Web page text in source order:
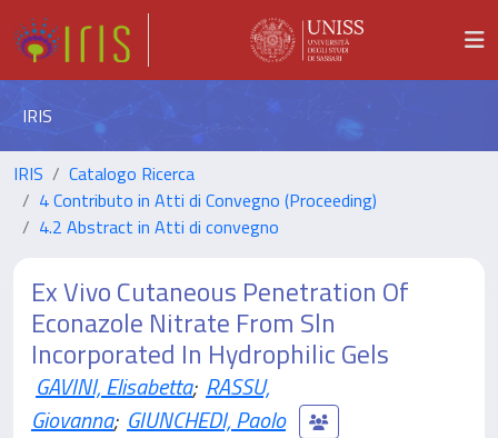
IRIS
IRIS
Catalogo Ricerca
4 Contributo in Atti di Convegno (Proceeding)
4.2 Abstract in Atti di convegno
Ex Vivo Cutaneous Penetration Of
Econazole Nitrate From Sln
Incorporated In Hydrophilic Gels
GAVINI, Elisabetta; RASSU,
Giovanna; GIUNCHEDI, Paolo